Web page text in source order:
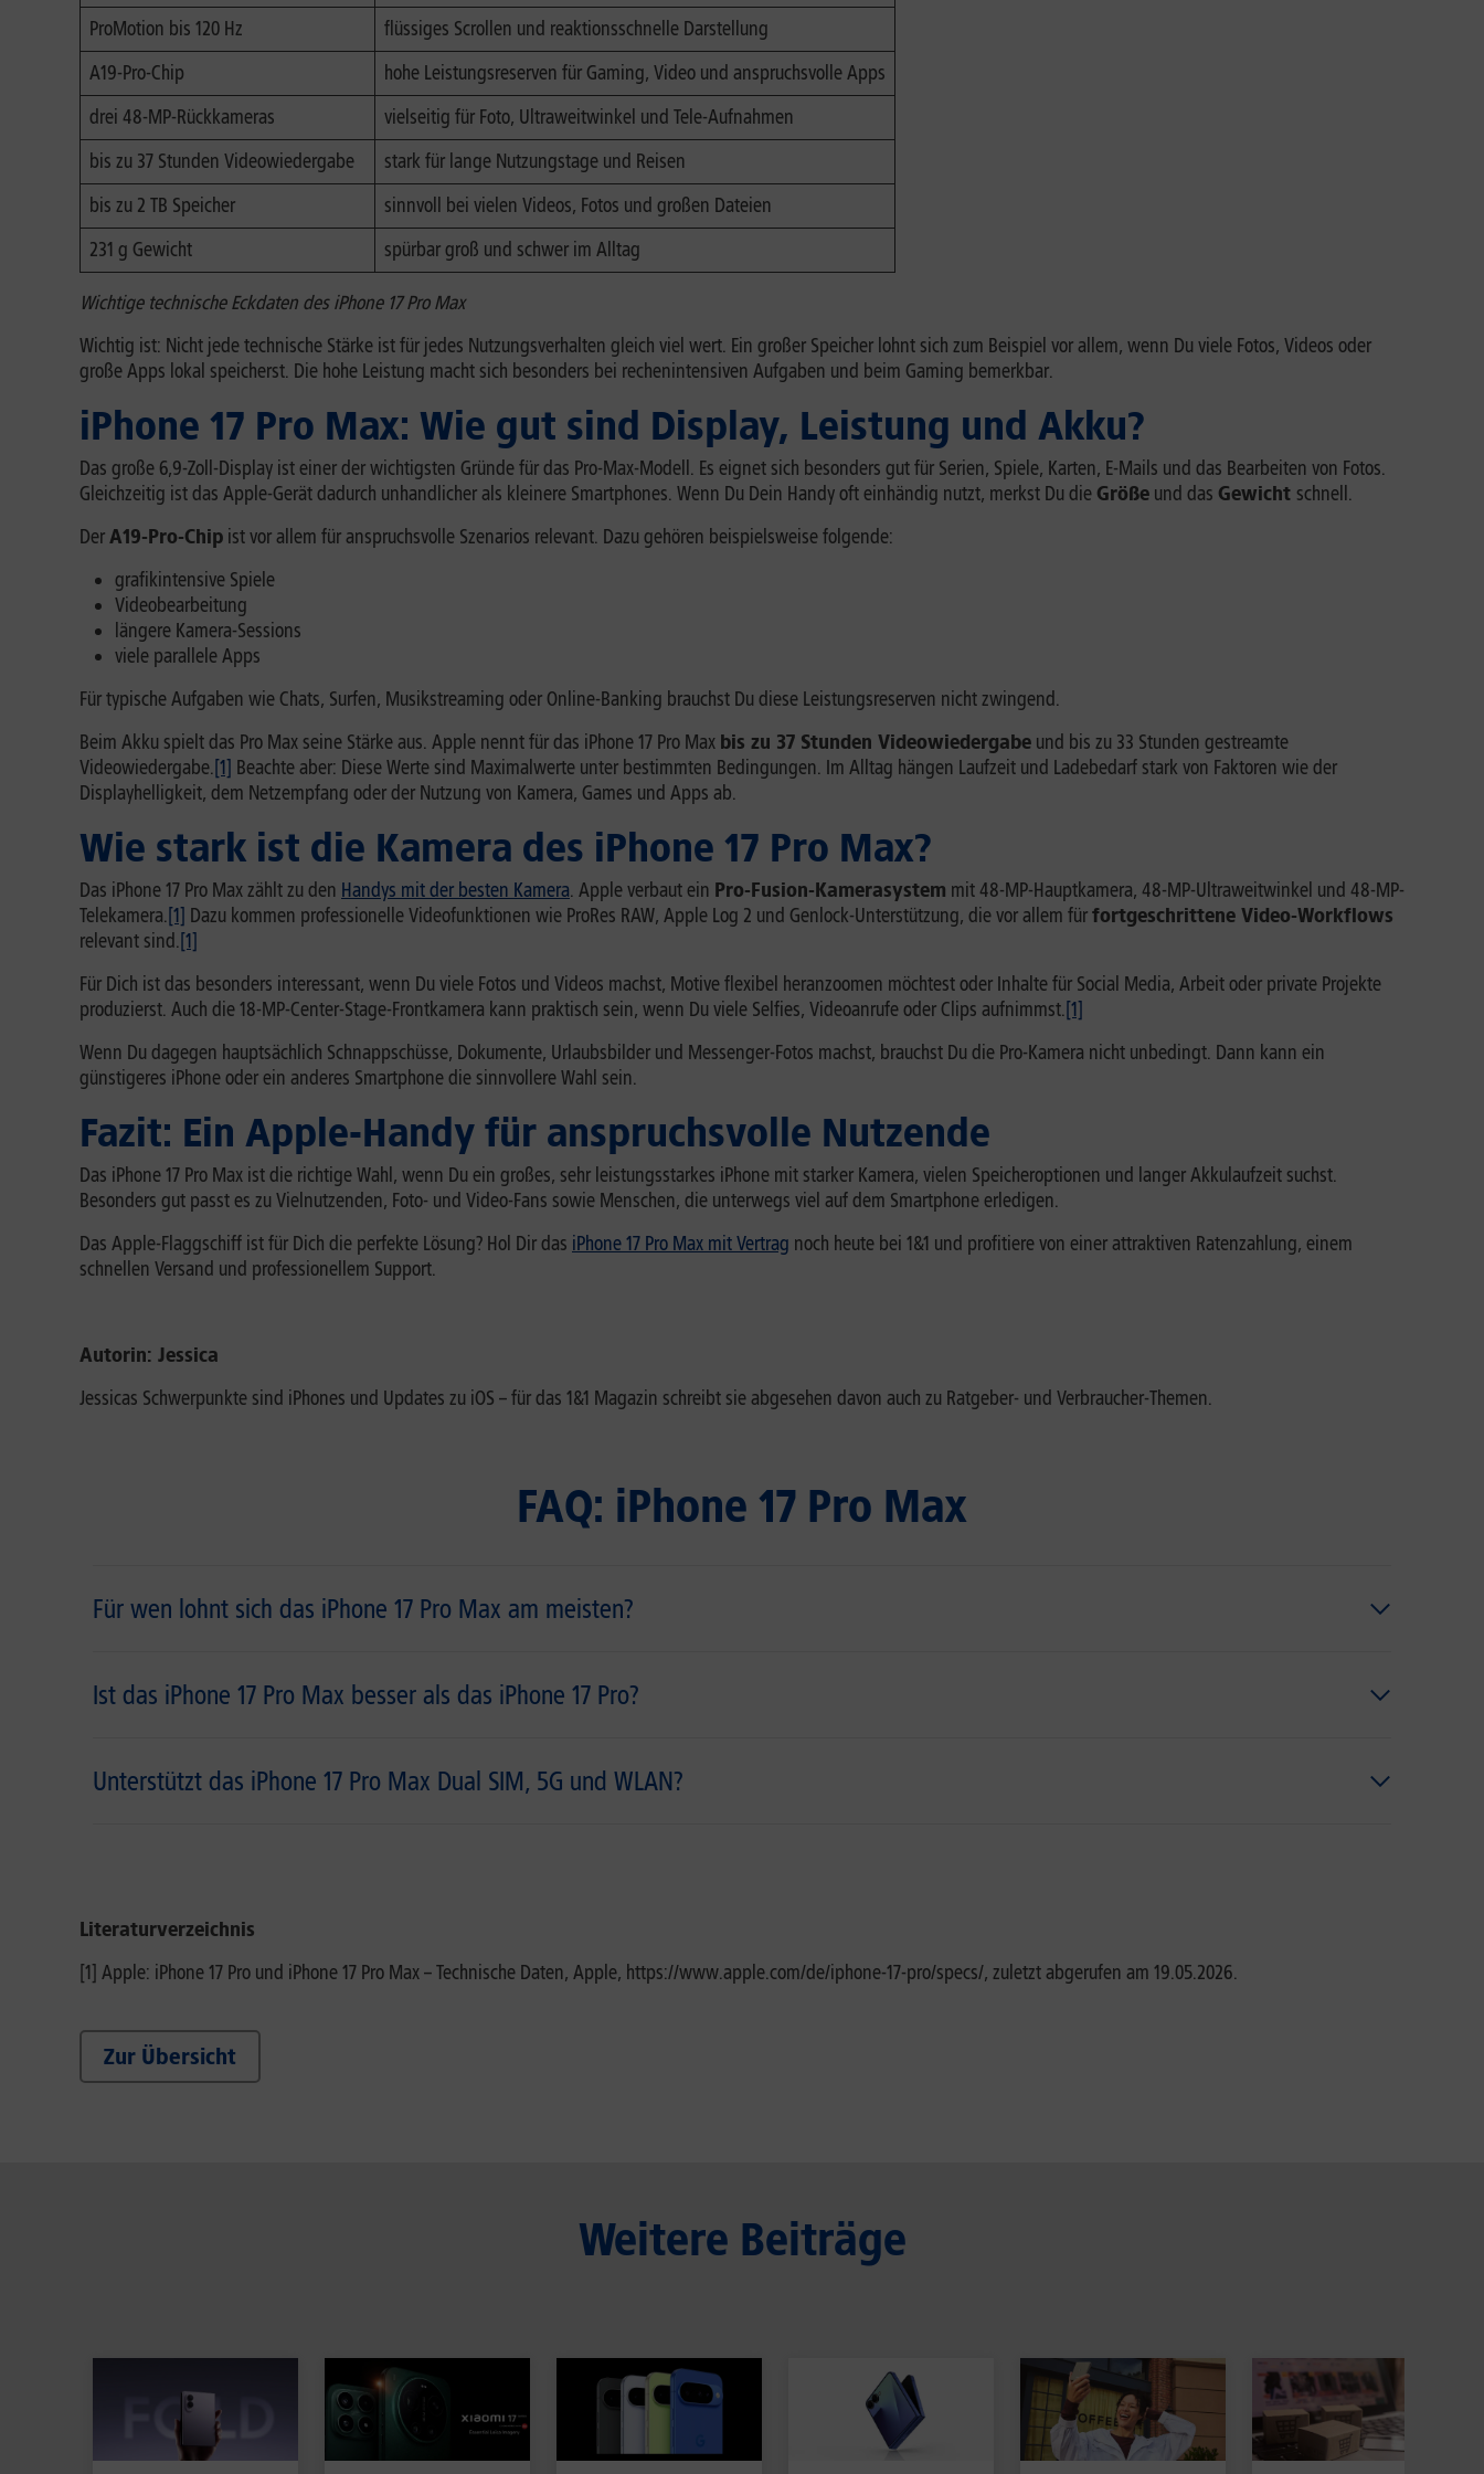
ProMotion bis 120 Hz
flüssiges Scrollen und reaktionsschnelle Darstellung
A19-Pro-Chip
hohe Leistungsreserven für Gaming, Video und anspruchsvolle Apps
drei 48-MP-Rückkameras
vielseitig für Foto, Ultraweitwinkel und Tele-Aufnahmen
bis zu 37 Stunden Videowiedergabe
stark für lange Nutzungstage und Reisen
bis zu 2 TB Speicher
sinnvoll bei vielen Videos, Fotos und großen Dateien
231 g Gewicht
spürbar groß und schwer im Alltag
Wichtige technische Eckdaten des iPhone 17 Pro Max
Wichtig ist: Nicht jede technische Stärke ist für jedes Nutzungsverhalten gleich viel wert. Ein großer Speicher lohnt sich zum Beispiel vor allem, wenn Du viele Fotos, Videos oder
große Apps lokal speicherst. Die hohe Leistung macht sich besonders bei rechenintensiven Aufgaben und beim Gaming bemerkbar.
iPhone 17 Pro Max: Wie gut sind Display, Leistung und Akku?
Das große 6,9-Zoll-Display ist einer der wichtigsten Gründe für das Pro-Max-Modell. Es eignet sich besonders gut für Serien, Spiele, Karten, E-Mails und das Bearbeiten von Fotos.
Gleichzeitig ist das Apple-Gerät dadurch unhandlicher als kleinere Smartphones. Wenn Du Dein Handy oft einhändig nutzt, merkst Du die Größe und das Gewicht schnell.
DerA19-Pro-Chip ist vor allem für anspruchsvolle Szenarios relevant. Dazu gehören beispielsweise folgende:
grafikintensive Spiele
Videobearbeitung
längere Kamera-Sessions
viele parallele Apps
Für typische Aufgaben wie Chats, Surfen, Musikstreaming oder Online-Banking brauchst Du diese Leistungsreserven nicht zwingend.
Beim Akku spielt das Pro Max seine Stärke aus. Apple nennt für das iPhone 17 Pro Max bis zu 37 Stunden Videowiedergabe und bis zu 33 Stunden gestreamte
Videowiedergabe.[1] Beachte aber: Diese Werte sind Maximalwerte unter bestimmten Bedingungen. Im Alltag hängen Laufzeit und Ladebedarf stark von Faktoren wie der
Displayhelligkeit, dem Netzempfang oder der Nutzung von Kamera, Games und Apps ab.
Wie stark ist die Kamera des iPhone 17 Pro Max?
Das iPhone 17 Pro Max zählt zu den Handys mit der besten Kamera. Apple verbaut ein Pro-Fusion-Kamerasystem mit 48-MP-Hauptkamera, 48-MP-Ultraweitwinkel und 48-MP-
Telekamera.[1] Dazu kommen professionelle Videofunktionen wie ProRes RAW, Apple Log 2 und Genlock-Unterstützung, die vor allem fürfortgeschrittene Video-Workflows
relevant sind.[1]
Für Dich ist das besonders interessant, wenn Du viele Fotos und Videos machst, Motive flexibel heranzoomen möchtest oder Inhalte für Social Media, Arbeit oder private Projekte
produzierst. Auch die 18-MP-Center-Stage-Frontkamera kann praktisch sein, wenn Du viele Selfies, Videoanrufe oder Clips aufnimmst.[1]
Wenn Du dagegen hauptsächlich Schnappschüsse, Dokumente, Urlaubsbilder und Messenger-Fotos machst, brauchst Du die Pro-Kamera nicht unbedingt. Dann kann ein
günstigeres iPhone oder ein anderes Smartphone die sinnvollere Wahl sein.
Fazit: Ein Apple-Handy für anspruchsvolle Nutzende
Das iPhone 17 Pro Max ist die richtige Wahl, wenn Du ein großes, sehr leistungsstarkes iPhone mit starker Kamera, vielen Speicheroptionen und langer Akkulaufzeit suchst.
Besonders gut passt es zu Vielnutzenden, Foto- und Video-Fans sowie Menschen, die unterwegs viel auf dem Smartphone erledigen.
Das Apple-Flaggschiff ist für Dich die perfekte Lösung? Hol Dir das iPhone 17 Pro Max mit Vertrag noch heute bei 1&1 und profitiere von einer attraktiven Ratenzahlung, einem
schnellen Versand und professionellem Support.
Autorin: Jessica
Jessicas Schwerpunkte sind iPhones und Updates zu iOS – für das 1&1 Magazin schreibt sie abgesehen davon auch zu Ratgeber- und Verbraucher-Themen.
FAQ: iPhone 17 Pro Max
Für wen lohnt sich das iPhone 17 Pro Max am meisten?
Ist das iPhone 17 Pro Max besser als das iPhone 17 Pro?
Unterstützt das iPhone 17 Pro Max Dual SIM, 5G und WLAN?
Literaturverzeichnis
[1] Apple: iPhone 17 Pro und iPhone 17 Pro Max – Technische Daten, Apple, https://www.apple.com/de/iphone-17-pro/specs/, zuletzt abgerufen am 19.05.2026.
Zur Übersicht
Weitere Beiträge